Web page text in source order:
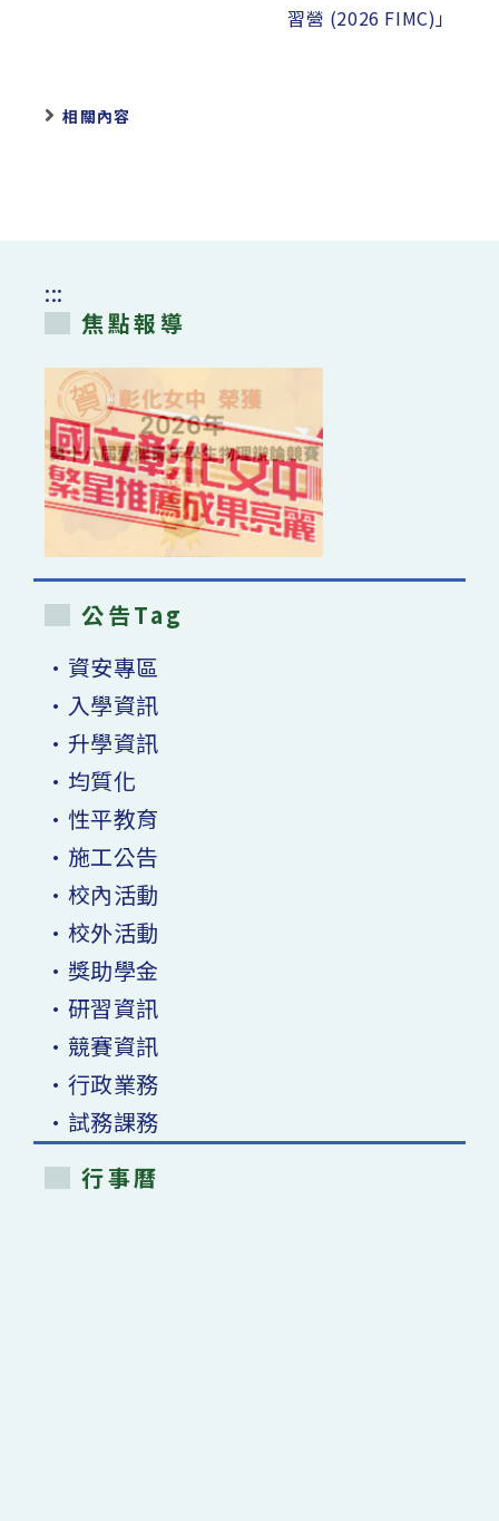
習營 (2026 FIMC)」
相關內容
:::
焦點報導
公告Tag
•資安專區
•入學資訊
•升學資訊
•均質化
•性平教育
•施工公告
•校內活動
•校外活動
•獎助學金
•研習資訊
•競賽資訊
•行政業務
•試務課務
行事曆